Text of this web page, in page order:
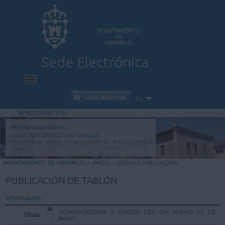
AYUNTAMIENTO
DE
CAMARGO
Sede Electrónica
INICIO
INFORMACIÓN PÚBLICA
CARPETA CIUDADANA
VALIDACIÓN DE DOCUMENTOS
ÁREA PERSONAL ES
06/08/2026 04:32:55
Realiza tus gestiones
con el Ayuntamiento de Camargo
AYUNTAMIENTO DE CAMARGO > INICIO > DETALLE PUBLICACIÓN
PUBLICACIÓN DE TABLÓN
Información
Título
CONVOCATORIA Y ORDEN DEL DÍA PLENO 27 DE
MAYO